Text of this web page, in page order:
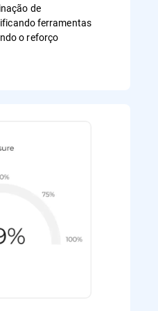
de
ferramentas
o reforço